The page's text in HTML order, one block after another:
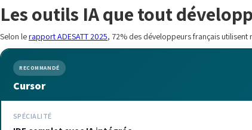
Les outils IA que tout
Selon lerapport ADESATT 2025, 72% des développeurs français
RECOMMANDÉ
Cursor
SPÉCIALITÉ